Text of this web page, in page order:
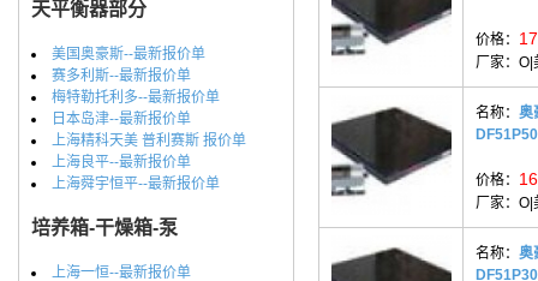
天平衡器部分
美国奥豪斯--最新报价单
赛多利斯--最新报价单
梅特勒托利多--最新报价单
日本岛津--最新报价单
上海精科天美 普利赛斯 报价单
上海良平--最新报价单
上海舜宇恒平--最新报价单
培养箱-干燥箱-泵
上海一恒--最新报价单
价格：
厂家： O|
名称： 奥
价格：
厂家： O|
名称： 奥